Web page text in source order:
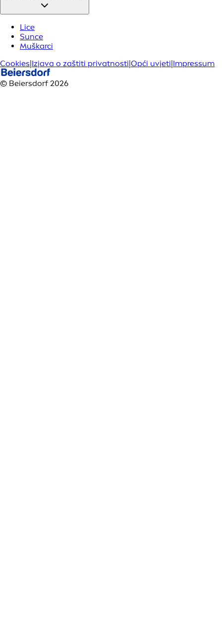
Lice
Sunce
Muškarci
Cookies|Izjava o zaštiti privatnosti|Opći uvjeti|Impressum
© Beiersdorf 2026